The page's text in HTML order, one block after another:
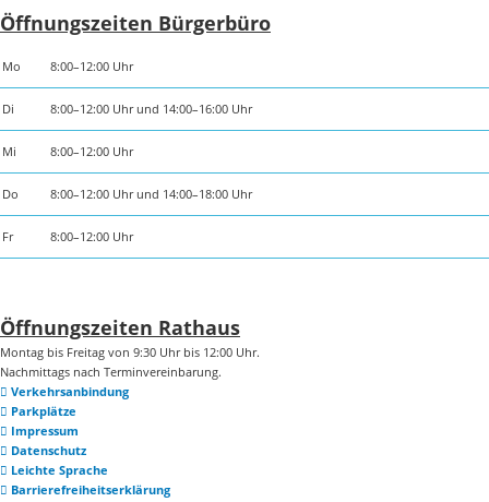
Öffnungszeiten Bürgerbüro
Mo 8:00–12:00 Uhr
Di 8:00–12:00 Uhr und 14:00–16:00 Uhr
Mi 8:00–12:00 Uhr
Do 8:00–12:00 Uhr und 14:00–18:00 Uhr
Fr 8:00–12:00 Uhr
Öffnungszeiten Rathaus
Montag bis Freitag von 9:30 Uhr bis 12:00 Uhr.
Nachmittags nach Terminvereinbarung.
Verkehrsanbindung
Parkplätze
Impressum
Datenschutz
Leichte Sprache
Barrierefreiheitserklärung